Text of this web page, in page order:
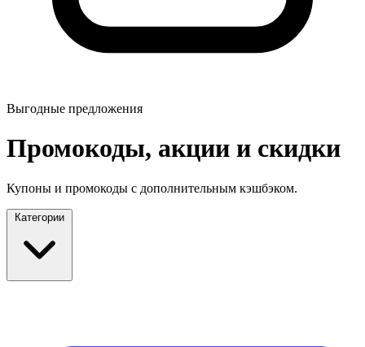
Выгодные предложения
Промокоды, акции и скидки
Купоны и промокоды с дополнительным кэшбэком.
Категории